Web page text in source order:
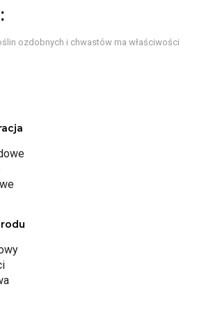
ozdobnych i chwastów ma właściwości